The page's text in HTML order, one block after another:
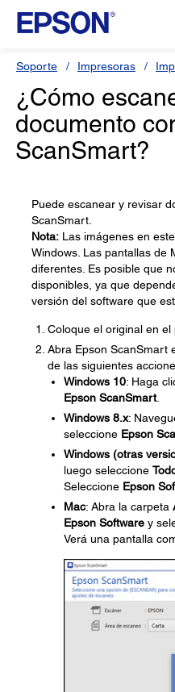
Soporte Impresoras
¿Cómo
documento
ScanSmart?
Puede escanear y revisar
ScanSmart.
Nota: Las imágenes en
Windows. Las pantallas de
diferentes. Es posible que
disponibles, ya que
versión del software que
Coloque el original en el
Abra Epson ScanSmart
de las siguientes
Windows 10: Haga
Epson ScanSmart.
Windows 8.x:
seleccione Epson
Windows (otras
luego seleccione
Seleccione Epson
Mac: Abra la carpeta
Epson Software y
Verá una pantalla